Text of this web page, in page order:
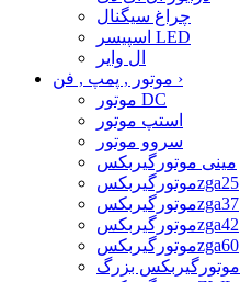
چراغ سیگنال
اسپیسر LED
ال وایر
›
موتور DC
استپ موتور
سروو موتور
مینی موتورگیربکس
موتورگیربکسzga25
موتورگیربکسzga37
موتورگیربکسzga42
موتورگیربکسzga60
موتورگیربکس بزرگ